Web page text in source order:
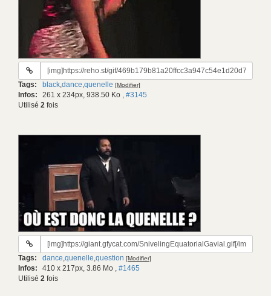
URL
gif:
Tags: black,dance,quenelle [Modifier]
Infos: 261 x 234px, 938.50 Ko , #3145
Utilisé 2 fois
URL
gif:
Tags: dance,quenelle,question [Modifier]
Infos: 410 x 217px, 3.86 Mo , #1465
Utilisé 2 fois